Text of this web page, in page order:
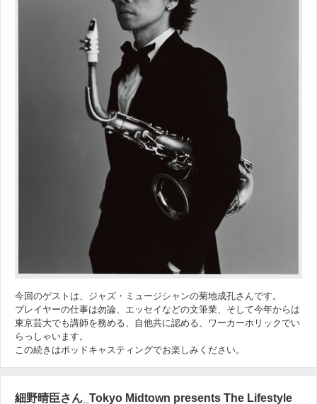
今回のゲストは、ジャズ・ミュージシャンの菊地成孔さんです。
プレイヤーの仕事は勿論、エッセイなどの文筆業、そして今年からは
東京芸大でも講師を務める、自他共に認める、ワーカーホリックでい
らっしゃいます。
この続きはポッドキャスティングでお楽しみください。
細野晴臣さん_Tokyo Midtown presents The Lifestyle